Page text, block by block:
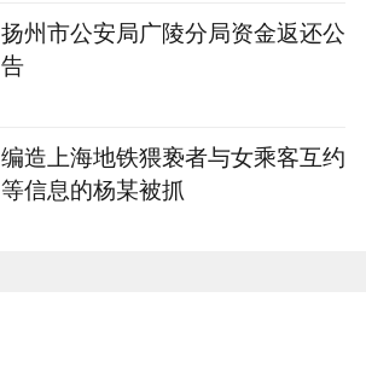
扬州市公安局广陵分局资金返还公
告
编造上海地铁猥亵者与女乘客互约
等信息的杨某被抓